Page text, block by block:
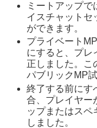
ミートアップ
イスチャットセ
ができます。
プライベート
にすると、プレ
正しました。こ
パブリックMP
終了する前にす
合、プレイヤー
ップまたはスペ
しました。